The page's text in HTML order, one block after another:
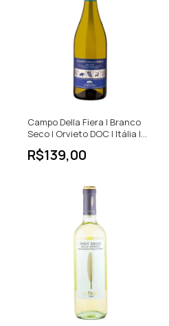
Campo Della Fiera | Branco
Seco | Orvieto DOC | Itália |
R$139,00